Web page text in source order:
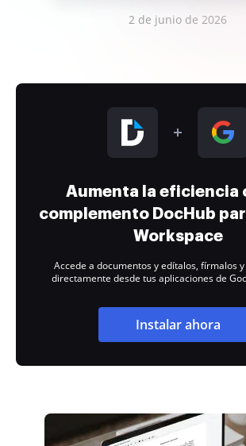
2 de junio de 2026
Aumenta la eficiencia
complemento DocHub
Workspace
Accede a documentos y edítalos, fírmalos
directamente desde tus aplicaciones de
Instalar ahora